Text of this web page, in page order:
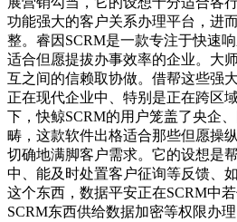
功能强大的客户关系办理平台，进
整。睿因SCRM是一款专注于快速
适合但愿提拔办事效率的企业。大
互之间的信赖取协做。借帮这些强
正在现代企业中、特别是正在跨区
下，快鲸SCRM的用户笼盖了央企
畴，这款软件出格适合那些但愿操
切确地满脚客户需求。它的设想是
中、能及时处置客户征询等反馈、
这个东西，数据平安正在SCRM中
SCRM东西供给数据加密等权限办